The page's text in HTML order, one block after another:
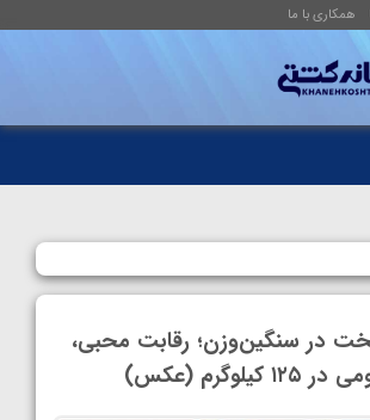
همکاری با ما
در سنگین‌وزن؛ رقابت محبی،
(عکس)